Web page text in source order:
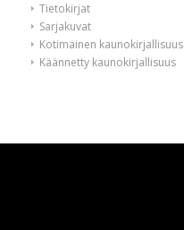
Tietokirjat
Sarjakuvat
Kotimainen kaunokirjallisuus
Käännetty kaunokirjallisuus